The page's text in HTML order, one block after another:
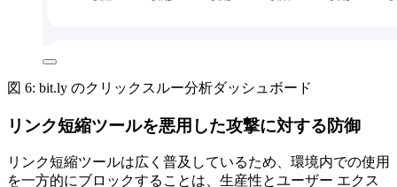
図 6: bit.ly のクリックスルー分析ダッシュボード
リンク短縮ツールを悪用した攻撃に対する防御
リンク短縮ツールは広く普及しているため、環境内での使用
を一方的にブロックすることは、生産性とユーザー エクス